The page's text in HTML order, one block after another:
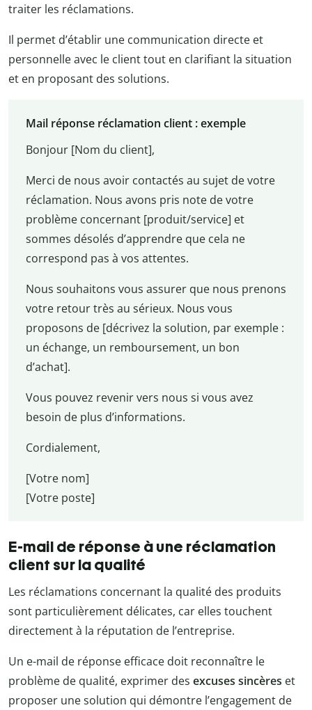
traiter les réclamations.
Il permet d’établir une communication directe et
personnelle avec le client tout en clarifiant la situation
et en proposant des solutions.
Mail réponse réclamation client : exemple
Bonjour [Nom du client],
Merci de nous avoir contactés au sujet de votre
réclamation. Nous avons pris note de votre
problème concernant [produit/service] et
sommes désolés d’apprendre que cela ne
correspond pas à vos attentes.
Nous souhaitons vous assurer que nous prenons
votre retour très au sérieux. Nous vous
proposons de [décrivez la solution, par exemple :
un échange, un remboursement, un bon
d’achat].
Vous pouvez revenir vers nous si vous avez
besoin de plus d’informations.
Cordialement,
[Votre nom]
[Votre poste]
E-mail de réponse à une réclamation
client sur la qualité
Les réclamations concernant la qualité des produits
sont particulièrement délicates, car elles touchent
directement à la réputation de l’entreprise.
Un e-mail de réponse efficace doit reconnaître le
problème de qualité, exprimer des excuses sincères et
proposer une solution qui démontre l’engagement de